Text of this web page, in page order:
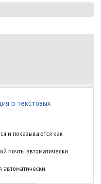
о текстовых
и показываются как
почты автоматически
автоматически.